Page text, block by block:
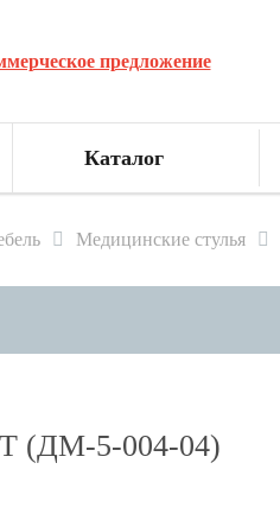
предложение
Каталог
Медицинские стулья
5-004-04)